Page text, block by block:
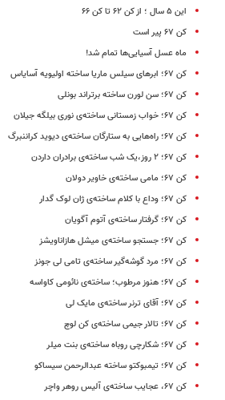
این ۵ سال ؛ از کن ۶۲ تا کن ۶۶
کن ۶۷ پیر است
ماه عسل آسیایی‌ها تمام شد!
کن ۶۷؛ ابرهای سیلس ماریا ساخته‌ اولیویه آسایاس
کن ۶۷؛ سن لورن ساخته‌ برتراند بونلی
کن ۶۷؛ خواب زمستانی ساخته‌ی نوری بیلگه جیلان
کن ۶۷؛ راه‌هایی به ستارگان ساخته‌ی دیوید کراننبرگ
کن ۶۷؛ ۲ روز،یک شب ساخته‌ی برادران داردن
کن ۶۷؛ مامی ساخته‌ی خاویر دولان
کن ۶۷؛ وداع با کلام ساخته‌ی ژان لوک گدار
کن ۶۷؛ گرفتار ساخته‌ی آتوم آگویان
کن ۶۷؛ جستجو ساخته‌ی میشل هازاناویشز
کن ۶۷؛ مرد گوشه‌گیر ساخته‌ی تامی لی جونز
کن ۶۷؛ هنوز مرطوب؛ ساخته‌ی نائومی کاواسه
کن ۶۷؛ آقای ترنر ساخته‌ی مایک لی
کن ۶۷؛ تالار جیمی ساخته‌ی کن لوچ
کن ۶۷؛ شکارچی روباه ساخته‌ی بنت میلر
کن ۶۷؛ تیمبوکتو ساخته‌ عبدالرحمن سیساکو
کن ۶۷، عجایب ساخته‌ی آلیس روهر واچر